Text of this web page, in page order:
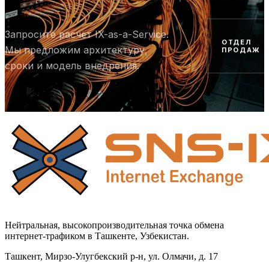
Запросите расчёт IX-as-a-Service.
Мы предложим архитектуру,
сроки и модель внедрения.
ОТДЕЛ
ПРОДАЖ
Нейтральная, высокопроизводительная точка обмена
интернет-трафиком в Ташкенте, Узбекистан.
Ташкент, Мирзо-Улугбекский р-н, ул. Олмачи, д. 17